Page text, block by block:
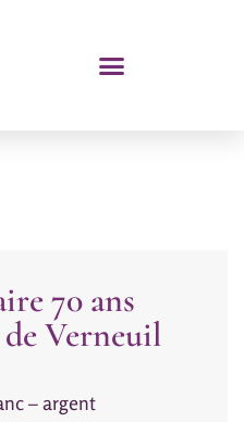
70 ans
Verneuil
– argent